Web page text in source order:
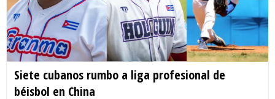
Siete cubanos rumbo a liga profesional de
béisbol en China